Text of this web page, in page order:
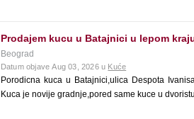
Prodajem kucu u Batajnici u lepom
Beograd
Datum objave Aug 03, 2026 u Kuće
Porodicna kuca u Batajnici,ulica Despota
Kuca je novije gradnje,pored same kuce u